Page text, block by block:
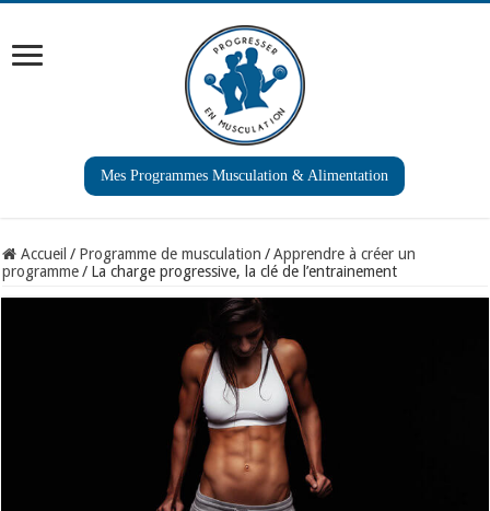
Mes Programmes Musculation & Alimentation
Accueil / Programme de musculation / Apprendre à créer un
programme / La charge progressive, la clé de l’entrainement